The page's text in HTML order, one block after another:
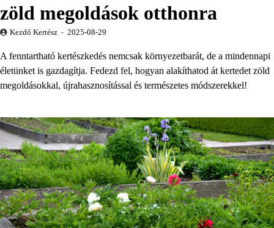
zöld megoldások otthonra
Kezdő Kertész 2025-08-29
A fenntartható kertészkedés nemcsak környezetbarát, de a mindennapi
életünket is gazdagítja. Fedezd fel, hogyan alakíthatod át kertedet zöld
megoldásokkal, újrahasznosítással és természetes módszerekkel!